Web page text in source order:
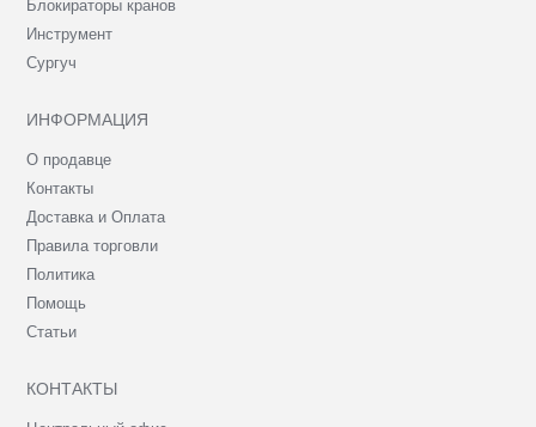
Блокираторы кранов
Инструмент
Сургуч
ИНФОРМАЦИЯ
О продавце
Контакты
Доставка и Оплата
Правила торговли
Политика
Помощь
Статьи
КОНТАКТЫ